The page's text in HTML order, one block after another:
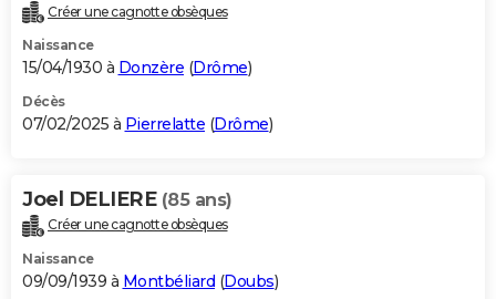
Créer une cagnotte obsèques
Naissance
15/04/1930 à Donzère (Drôme)
Décès
07/02/2025 à Pierrelatte (Drôme)
Joel DELIERE (85 ans)
Créer une cagnotte obsèques
Naissance
09/09/1939 à Montbéliard (Doubs)